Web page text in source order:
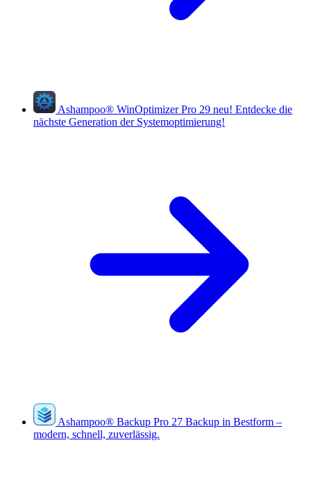
Ashampoo® WinOptimizer Pro 29 neu! Entdecke die
nächste Generation der Systemoptimierung!
Ashampoo® Backup Pro 27 Backup in Bestform –
modern, schnell, zuverlässig.